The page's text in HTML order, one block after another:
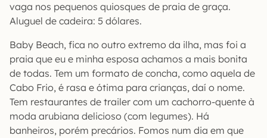
vaga nos pequenos quiosques de praia de graça.
Aluguel de cadeira: 5 dólares.
Baby Beach, fica no outro extremo da ilha, mas foi a
praia que eu e minha esposa achamos a mais bonita
de todas. Tem um formato de concha, como aquela de
Cabo Frio, é rasa e ótima para crianças, daí o nome.
Tem restaurantes de trailer com um cachorro-quente à
moda arubiana delicioso (com legumes). Há
banheiros, porém precários. Fomos num dia em que